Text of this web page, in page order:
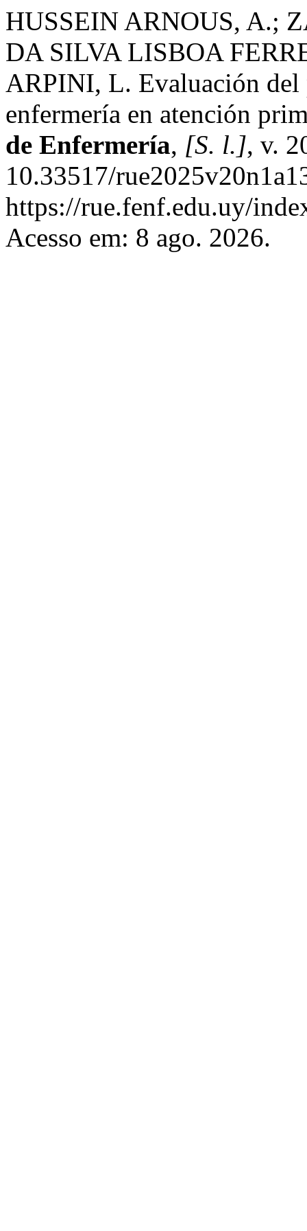
HUSSEIN ARNOUS, A.;
DA SILVA LISBOA
ARPINI, L. Evaluación del
enfermería en atención
de Enfermería, [S. l.], v.
10.33517/
https://rue.fenf.edu.uy/
Acesso em: 8 ago. 2026.